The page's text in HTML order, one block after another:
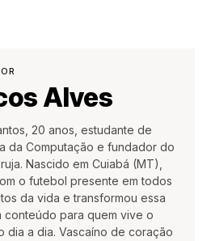
Alves
20 anos, estudante de
da Computação e fundador do
Nascido em Cuiabá (MT),
o futebol presente em todos
da vida e transformou essa
conteúdo para quem vive o
dia a dia. Vascaíno de coração